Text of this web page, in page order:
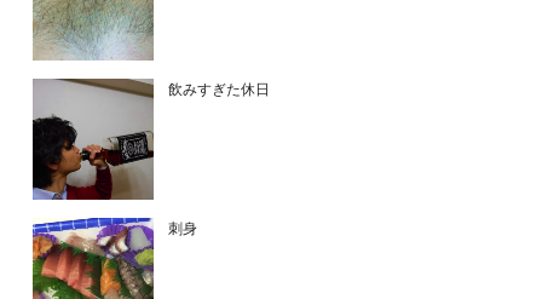
飲みすぎた休日
刺身